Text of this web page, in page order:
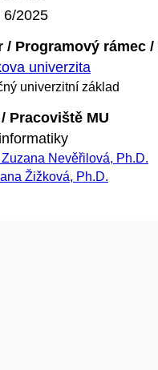
6/2025
/ Programový rámec
univerzita
univerzitní základ
Pracoviště MU
Zuzana Nevěřilová, Ph.D.
Žižková, Ph.D.